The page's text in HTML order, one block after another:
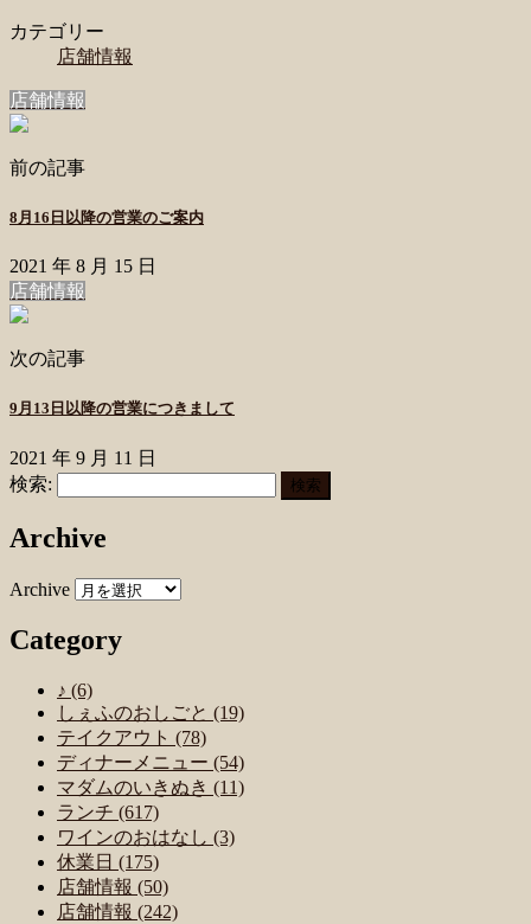
カテゴリー
店舗情報
店舗情報
前の記事
8月16日以降の営業のご案内
2021 年 8 月 15 日
店舗情報
次の記事
9月13日以降の営業につきまして
2021 年 9 月 11 日
検索:
Archive
Archive
Category
♪ (6)
しぇふのおしごと (19)
テイクアウト (78)
ディナーメニュー (54)
マダムのいきぬき (11)
ランチ (617)
ワインのおはなし (3)
休業日 (175)
店舗情報 (50)
店舗情報 (242)